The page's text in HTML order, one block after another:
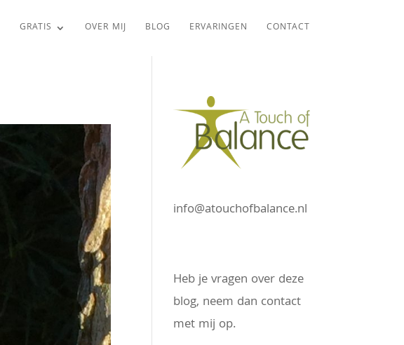
GRATIS OVER MIJ BLOG ERVARINGEN CONTACT
info@atouchofbalance.nl
Heb je vragen over deze
blog, neem dan contact
met mij op.